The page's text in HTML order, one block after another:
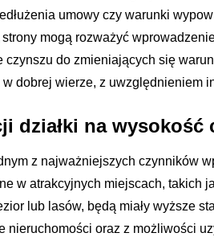
umowy czy warunki
strony mogą rozważyć
czynszu do zmieniających się
dobrej wierze, z uwzględnieniem
działki na wysokość
z najważniejszych czynników
w atrakcyjnych miejscach, takich
lub lasów, będą miały wyższe
nieruchomości oraz z możliwości